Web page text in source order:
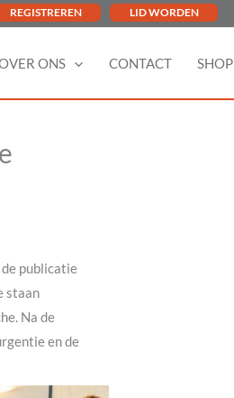
REGISTREREN LID WORDEN
ONS CONTACT SHOP
publicatie
staan
Na de
en de